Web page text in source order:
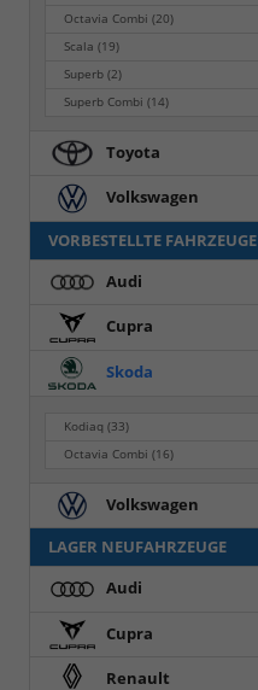
Octavia Combi(20)
Scala(19)
Superb(2)
Superb Combi(14)
Toyota
Volkswagen
VORBESTELLTE FAHRZEUGE
Audi
Cupra
Skoda
Kodiaq(33)
Octavia Combi(16)
Volkswagen
LAGER NEUFAHRZEUGE
Audi
Cupra
Renault